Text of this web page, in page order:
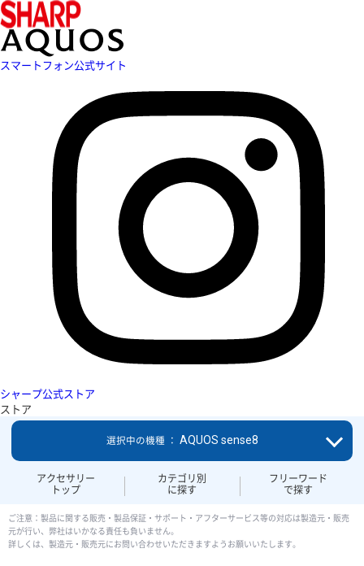
スマートフォン公式サイト
シャープ公式ストア
ストア
アクセサリー
トップ
カテゴリ別
に探す
フリーワード
で探す
選択中の機種 ： AQUOS sense8
ご注意：製品に関する販売・製品保証・サポート・アフターサービス等の対応は製造元・販売
元が行い、弊社はいかなる責任も負いません。
詳しくは、製造元・販売元にお問い合わせいただきますようお願いいたします。